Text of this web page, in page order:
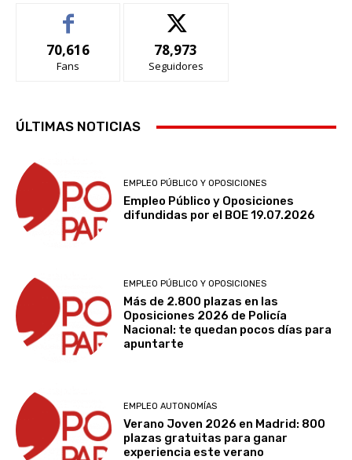
70,616
Fans
78,973
Seguidores
ÚLTIMAS NOTICIAS
EMPLEO PÚBLICO Y OPOSICIONES
Empleo Público y Oposiciones
difundidas por el BOE 19.07.2026
EMPLEO PÚBLICO Y OPOSICIONES
Más de 2.800 plazas en las
Oposiciones 2026 de Policía
Nacional: te quedan pocos días para
apuntarte
EMPLEO AUTONOMÍAS
Verano Joven 2026 en Madrid: 800
plazas gratuitas para ganar
experiencia este verano